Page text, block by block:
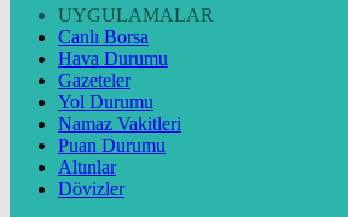
UYGULAMALAR
Canlı Borsa
Hava Durumu
Gazeteler
Yol Durumu
Namaz Vakitleri
Puan Durumu
Altınlar
Dövizler